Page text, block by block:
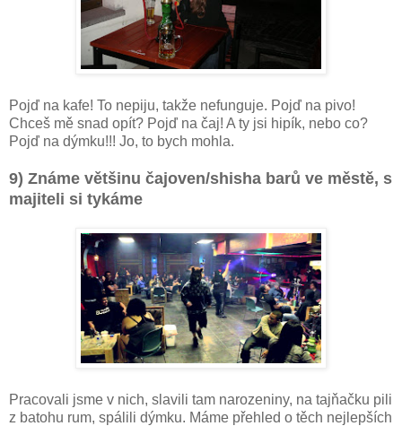
Pojď na kafe! To nepiju, takže nefunguje. Pojď na pivo!
Chceš mě snad opít? Pojď na čaj! A ty jsi hipík, nebo co?
Pojď na dýmku!!! Jo, to bych mohla.
9) Známe většinu čajoven/shisha barů ve městě, s
majiteli si tykáme
Pracovali jsme v nich, slavili tam narozeniny, na tajňačku pili
z batohu rum, spálili dýmku. Máme přehled o těch nejlepších